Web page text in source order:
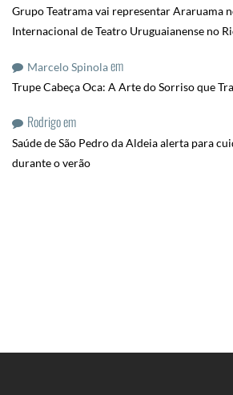
Grupo Teatrama vai representar Araruama
Internacional de Teatro Uruguaianense no
Marcelo Spinolaem
Trupe Cabeça Oca: A Arte do Sorriso que
Rodrigoem
Saúde de São Pedro da Aldeia alerta para
durante o verão